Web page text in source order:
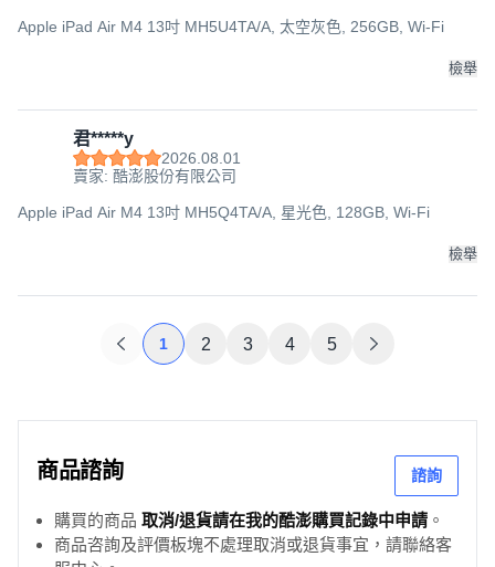
Apple iPad Air M4 13吋 MH5U4TA/A, 太空灰色, 256GB, Wi-Fi
檢舉
君*****y
2026.08.01
賣家: 酷澎股份有限公司
Apple iPad Air M4 13吋 MH5Q4TA/A, 星光色, 128GB, Wi-Fi
檢舉
1 2 3 4 5
商品諮詢 諮詢
購買的商品 取消/退貨請在我的酷澎購買記錄中申請 。
商品咨詢及評價板塊不處理取消或退貨事宜，請聯絡客